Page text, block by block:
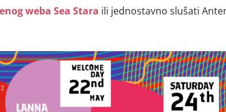
weba Sea Stara ili jednostavno slušati